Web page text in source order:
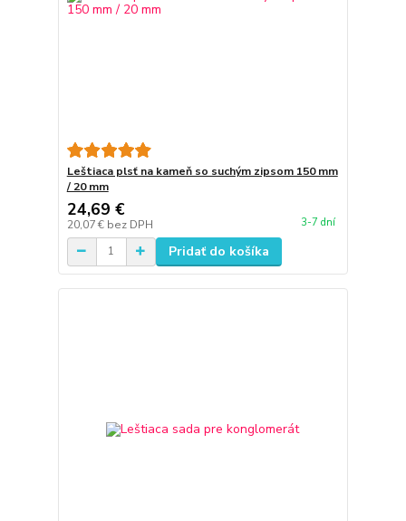
Leštiaca plsť na kameň so suchým zipsom 150 mm
/ 20 mm
24,69 €
20,07 € bez DPH 3-7 dní
Pridať do košíka